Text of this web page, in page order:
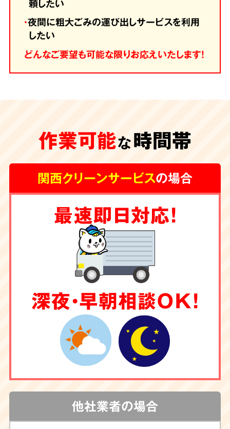
頼したい
・夜間に粗大ごみの運び出しサービスを利用
したい
どんなご要望も可能な限りお応えいたします！
作業可能な時間帯
関西クリーンサービスの場合
最速即日対応！
深夜・早朝相談OK！
他社業者の場合